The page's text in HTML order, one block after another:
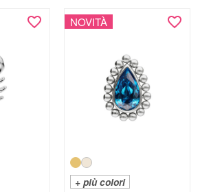
NOVITÀ
+ più colori